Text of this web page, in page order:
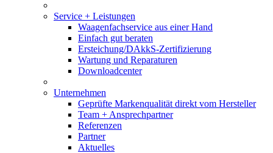
Service + Leistungen
Waagenfachservice aus einer Hand
Einfach gut beraten
Ersteichung/DAkkS-Zertifizierung
Wartung und Reparaturen
Downloadcenter
Unternehmen
Geprüfte Markenqualität direkt vom Hersteller
Team + Ansprechpartner
Referenzen
Partner
Aktuelles